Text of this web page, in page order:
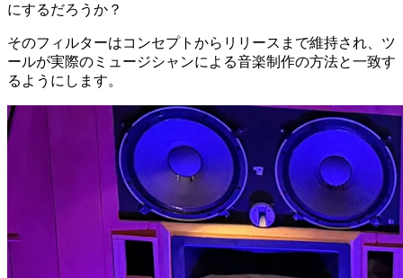
にするだろうか？
そのフィルターはコンセプトからリリースまで維持され、ツ
ールが実際のミュージシャンによる音楽制作の方法と一致す
るようにします。